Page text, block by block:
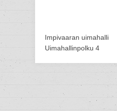
Impivaaran uimahalli
Uimahallinpolku 4